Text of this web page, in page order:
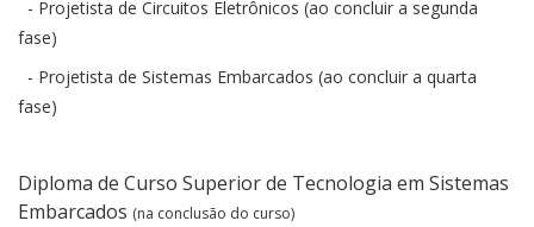
- Projetista de Circuitos Eletrônicos (ao concluir a segunda
fase)
- Projetista de Sistemas Embarcados (ao concluir a quarta
fase)
Diploma de Curso Superior de Tecnologia em Sistemas
Embarcados (na conclusão do curso)